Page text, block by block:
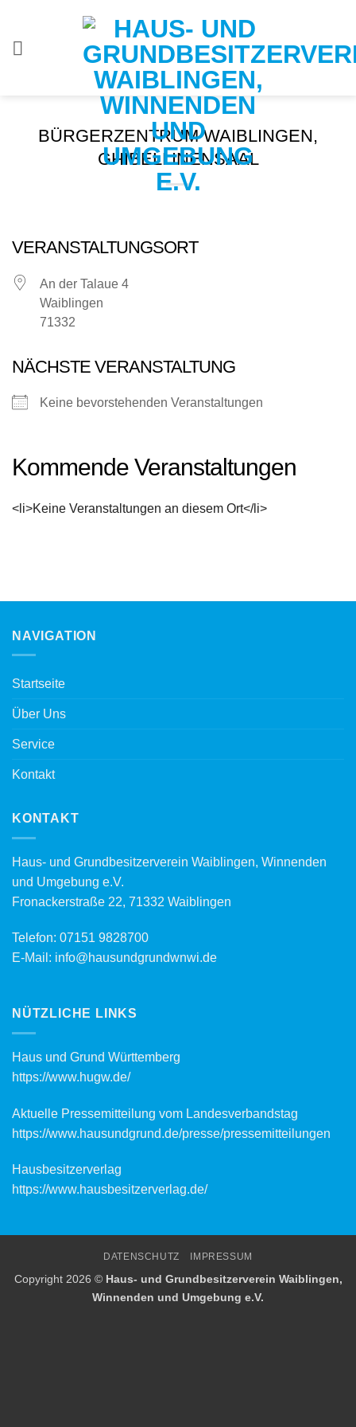
BÜRGERZENTRUM WAIBLINGEN,
GHIBELLINENSAAL
VERANSTALTUNGSORT
An der Talaue 4
Waiblingen
71332
NÄCHSTE VERANSTALTUNG
Keine bevorstehenden Veranstaltungen
Kommende Veranstaltungen
<li>Keine Veranstaltungen an diesem Ort</li>
NAVIGATION
Startseite
Über Uns
Service
Kontakt
KONTAKT
Haus- und Grundbesitzerverein Waiblingen, Winnenden
und Umgebung e.V.
Fronackerstraße 22, 71332 Waiblingen
Telefon: 07151 9828700
E-Mail: info@hausundgrundwnwi.de
NÜTZLICHE LINKS
Haus und Grund Württemberg
https://www.hugw.de/
Aktuelle Pressemitteilung vom Landesverbandstag
https://www.hausundgrund.de/presse/pressemitteilungen
Hausbesitzerverlag
https://www.hausbesitzerverlag.de/
DATENSCHUTZ IMPRESSUM
Copyright 2026 © Haus- und Grundbesitzerverein Waiblingen,
Winnenden und Umgebung e.V.